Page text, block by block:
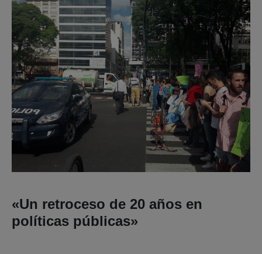
«Un retroceso de 20 años en
políticas públicas»